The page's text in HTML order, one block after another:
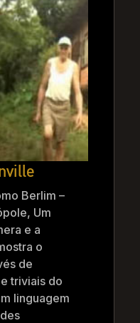
Berlim –
Um
e a
o
de
triviais do
linguagem